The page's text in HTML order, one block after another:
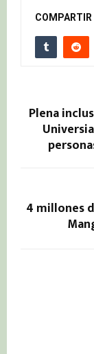
COMPARTIR
Plena
4 millones